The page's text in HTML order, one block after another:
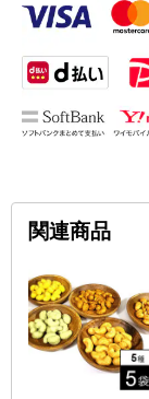
関連商品